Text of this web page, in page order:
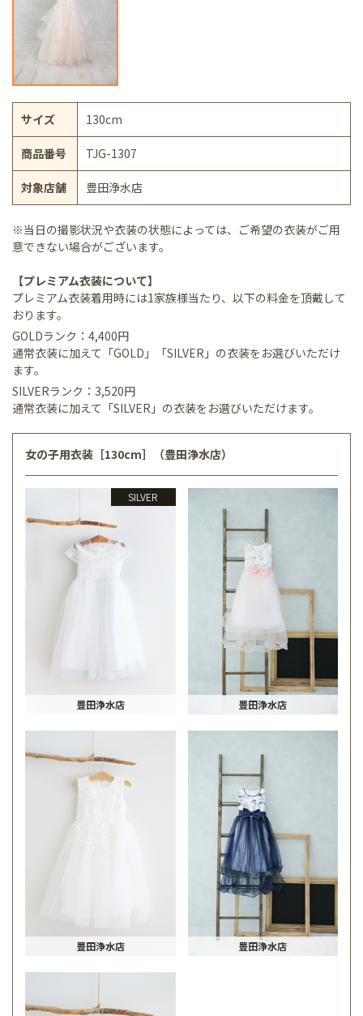
サイズ 130cm
商品番号 TJG-1307
対象店舗 豊田浄水店
※当日の撮影状況や衣装の状態によっては、ご希望の衣装がご用
意できない場合がございます。
【プレミアム衣装について】
プレミアム衣装着用時には1家族様当たり、以下の料金を頂戴して
おります。
GOLDランク：4,400円
通常衣装に加えて「GOLD」「SILVER」の衣装をお選びいただけ
ます。
SILVERランク：3,520円
通常衣装に加えて「SILVER」の衣装をお選びいただけます。
女の子用衣装［130cm］（豊田浄水店）
SILVER
豊田浄水店 豊田浄水店
豊田浄水店 豊田浄水店